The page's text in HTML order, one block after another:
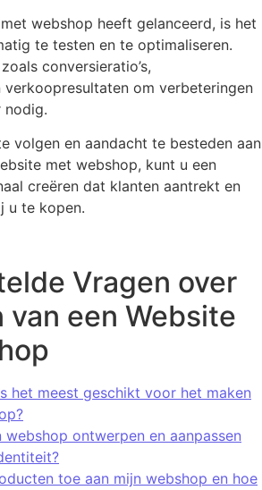
webshop heeft gelanceerd, is het
te testen en te optimaliseren.
conversieratio’s,
verkoopresultaten om verbeteringen
nodig.
volgen en aandacht te besteden aan
met webshop, kunt u een
creëren dat klanten aantrekt en
u te kopen.
Vragen over
van een Website
het meest geschikt voor het maken
webshop ontwerpen en aanpassen
toe aan mijn webshop en hoe